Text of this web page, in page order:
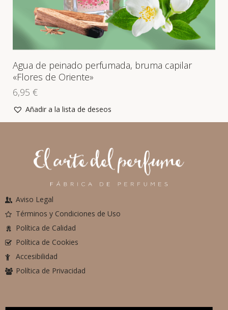
Agua de peinado perfumada, bruma capilar
«Flores de Oriente»
6,95 €
Añadir a la lista de deseos
Aviso Legal
Términos y Condiciones de Uso
Política de Calidad
Política de Cookies
Accesibilidad
Política de Privacidad